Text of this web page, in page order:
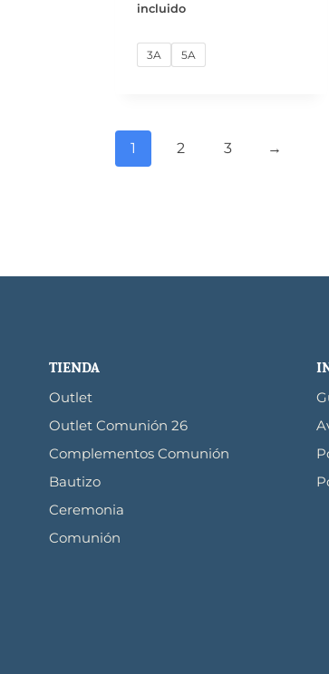
era:
incluido
3A 5A
1 2 3 →
TIENDA
Outlet
Outlet Comunión 26
Complementos Comunión
Bautizo
Ceremonia
Comunión